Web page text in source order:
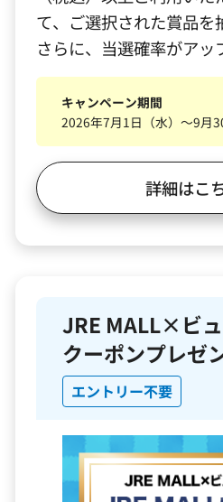
て、ご選択された賞品を
さらに、当選確率がアッ
キャンペーン期間
2026年7月1日（水）～9月
詳細はこ
JRE MALL×ビ
クーポンプレゼ
エントリー不要